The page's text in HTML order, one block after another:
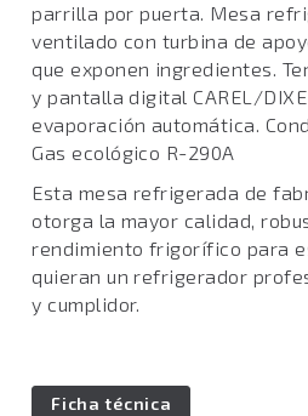
parrilla por puerta. Mesa
ventilado con turbina de
que exponen ingredientes.
y pantalla digital CAREL/
evaporación automática.
Gas ecológico R-290A
Esta mesa refrigerada de
otorga la mayor calidad,
rendimiento frigorífico para
quieran un refrigerador
y cumplidor.
Ficha técnica